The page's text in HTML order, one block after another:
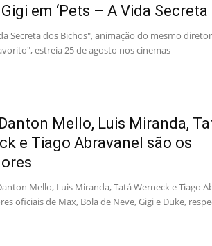
em ‘Pets – A Vida Secreta
Secreta dos Bichos", animação do mesmo
estreia 25 de agosto nos cinemas
Danton Mello, Luis Miranda,
e Tiago Abravanel são os
Mello, Luis Miranda, Tatá Werneck e Tiago
oficiais de Max, Bola de Neve, Gigi e Duke,